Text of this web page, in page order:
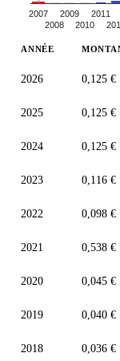
2007
2008
2009
2010
2011
ANNÉE
2026 0,125 €
2025 0,125 €
2024 0,125 €
2023 0,116 €
2022 0,098 €
2021 0,538 €
2020 0,045 €
2019 0,040 €
2018 0,036 €